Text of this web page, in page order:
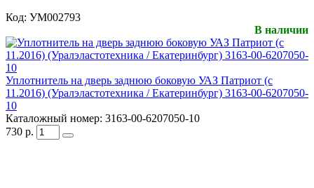
Код: УМ002793
В наличии
Уплотнитель на дверь заднюю боковую УАЗ Патриот (с
11.2016) (Уралэластотехника / Екатеринбург) 3163-00-6207050-
10
Каталожный номер: 3163-00-6207050-10
730 р.